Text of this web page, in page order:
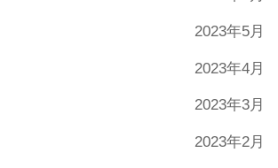
2023年5月
2023年4月
2023年3月
2023年2月